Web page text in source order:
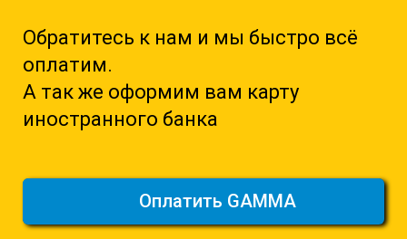
Обратитесь к нам и мы быстро всё
оплатим.
А так же оформим вам карту
иностранного банка
Оплатить GAMMA